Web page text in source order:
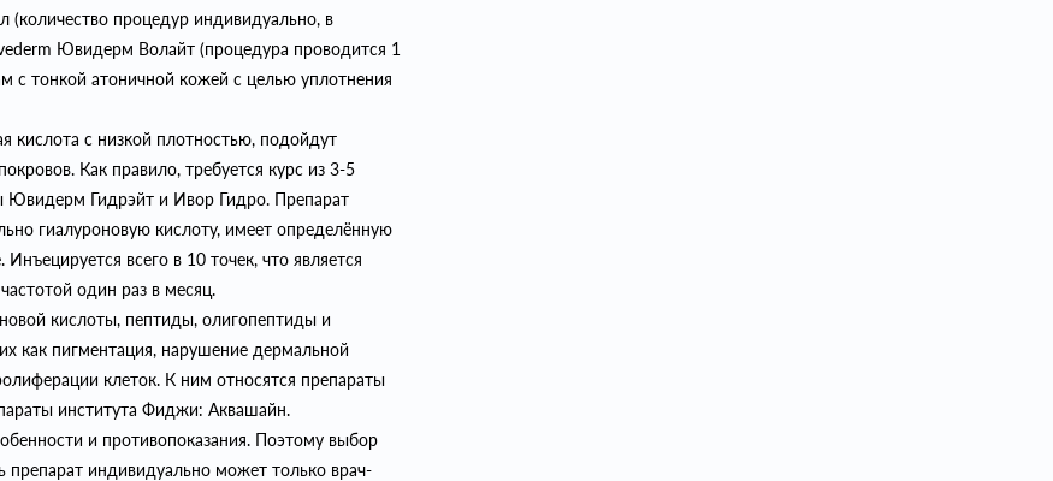
(количество процедур индивидуально, в
Ювидерм Волайт (процедура проводится 1
с тонкой атоничной кожей с целью уплотнения
кислота с низкой плотностью, подойдут
Как правило, требуется курс из 3-5
Ювидерм Гидрэйт и Ивор Гидро. Препарат
гиалуроновую кислоту, имеет определённую
всего в 10 точек, что является
один раз в месяц.
кислоты, пептиды, олигопептиды и
как пигментация, нарушение дермальной
клеток. К ним относятся препараты
института Фиджи: Аквашайн.
и противопоказания. Поэтому выбор
препарат индивидуально может только врач-